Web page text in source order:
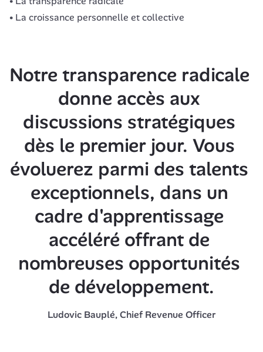
La croissance personnelle et collective
Notre transparence radicale
donne accès aux
discussions stratégiques
dès le premier jour. Vous
évoluerez parmi des talents
exceptionnels, dans un
cadre d'apprentissage
accéléré offrant de
nombreuses opportunités
de développement.
Ludovic Bauplé, Chief Revenue Officer